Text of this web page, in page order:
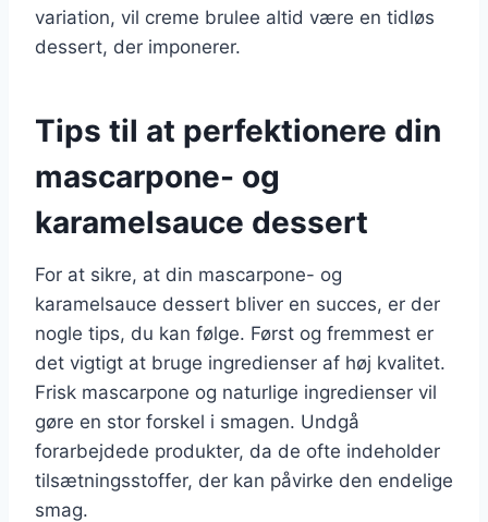
variation, vil creme brulee altid være en tidløs
dessert, der imponerer.
Tips til at perfektionere din
mascarpone- og
karamelsauce dessert
For at sikre, at din mascarpone- og
karamelsauce dessert bliver en succes, er der
nogle tips, du kan følge. Først og fremmest er
det vigtigt at bruge ingredienser af høj kvalitet.
Frisk mascarpone og naturlige ingredienser vil
gøre en stor forskel i smagen. Undgå
forarbejdede produkter, da de ofte indeholder
tilsætningsstoffer, der kan påvirke den endelige
smag.